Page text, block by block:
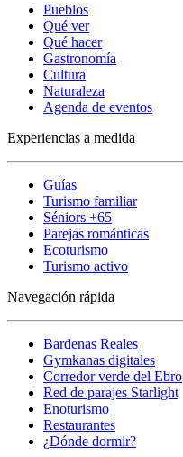
Pueblos
Qué ver
Qué hacer
Gastronomía
Cultura
Naturaleza
Agenda de eventos
Experiencias a medida
Guías
Turismo familiar
Séniors +65
Parejas románticas
Ecoturismo
Turismo activo
Navegación rápida
Bardenas Reales
Gymkanas digitales
Corredor verde del Ebro
Red de parajes Starlight
Enoturismo
Restaurantes
¿Dónde dormir?